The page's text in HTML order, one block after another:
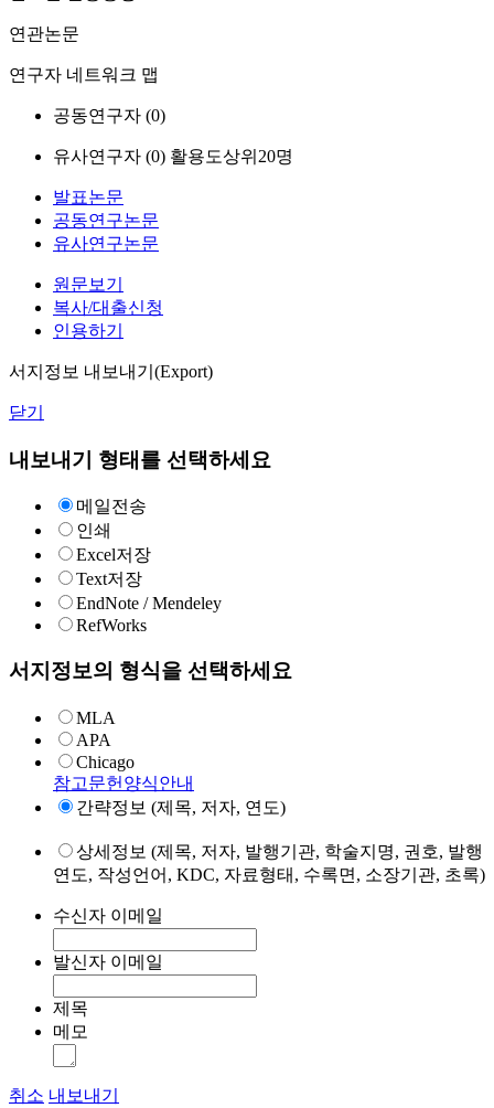
연관논문
연구자 네트워크 맵
공동연구자 (0)
유사연구자 (0) 활용도상위20명
발표논문
공동연구논문
유사연구논문
원문보기
복사/대출신청
인용하기
서지정보 내보내기(Export)
닫기
내보내기 형태를 선택하세요
메일전송
인쇄
Excel저장
Text저장
EndNote / Mendeley
RefWorks
서지정보의 형식을 선택하세요
MLA
APA
Chicago
참고문헌양식안내
간략정보 (제목, 저자, 연도)
상세정보 (제목, 저자, 발행기관, 학술지명, 권호, 발행
연도, 작성언어, KDC, 자료형태, 수록면, 소장기관, 초록)
수신자 이메일
발신자 이메일
제목
메모
취소 내보내기